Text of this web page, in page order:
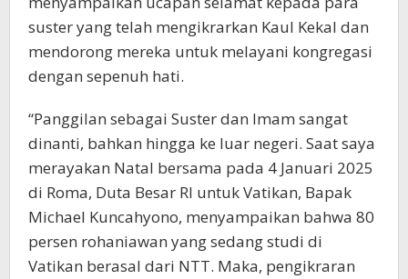
suster yang telah mengikrarkan Kaul Kekal dan
mendorong mereka untuk melayani kongregasi
dengan sepenuh hati.
“Panggilan sebagai Suster dan Imam sangat
dinanti, bahkan hingga ke luar negeri. Saat saya
merayakan Natal bersama pada 4 Januari 2025
di Roma, Duta Besar RI untuk Vatikan, Bapak
Michael Kuncahyono, menyampaikan bahwa 80
persen rohaniawan yang sedang studi di
Vatikan berasal dari NTT. Maka, pengikraran